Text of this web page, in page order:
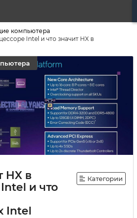
компьютера
Intel и что значит HX в
HX в
и что
Intel
Категории